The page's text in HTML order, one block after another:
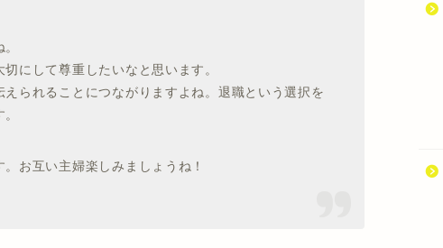
にして尊重したいなと思います。
られることにつながりますよね。退職という選択を
お互い主婦楽しみましょうね！